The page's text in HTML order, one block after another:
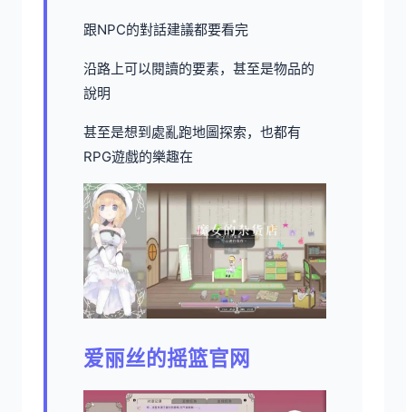
跟NPC的對話建議都要看完
沿路上可以閱讀的要素，甚至是物品的
說明
甚至是想到處亂跑地圖探索，也都有
RPG遊戲的樂趣在
爱丽丝的摇篮官网